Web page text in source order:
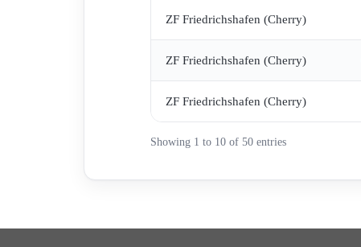
ZF Friedrichshafen (Cherry)
ZF Friedrichshafen (Cherry)
ZF Friedrichshafen (Cherry)
Showing 1 to 10 of 50 entries